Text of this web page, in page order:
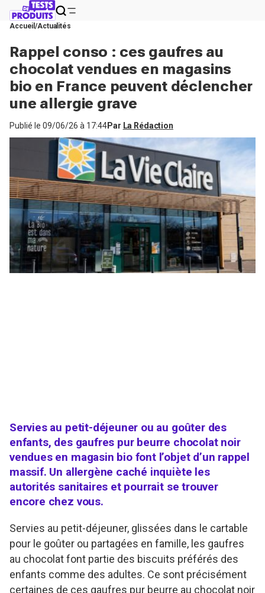
Accueil Actualités
Rappel conso : ces gaufres au
chocolat vendues en magasins
bio en France peuvent déclencher
une allergie grave
Publié le 09/06/26 à 17:44Par La Rédaction
Servies au petit-déjeuner ou au goûter des
enfants, des gaufres pur beurre chocolat noir
vendues en magasin bio font l’objet d’un rappel
massif. Un allergène caché inquiète les
autorités sanitaires et pourrait se trouver
encore chez vous.
Servies au petit-déjeuner, glissées dans le cartable
pour le goûter ou partagées en famille, les gaufres
au chocolat font partie des biscuits préférés des
enfants comme des adultes. Ce sont précisément
certaines de ces gaufres pur beurre au chocolat noir